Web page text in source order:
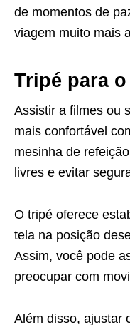
de momentos de
viagem muito mais
Tripé para
Assistir a filmes ou
mais confortável
mesinha de
livres e evitar
O tripé oferece
tela na posição
Assim, você pode
preocupar com
Além disso, ajustar